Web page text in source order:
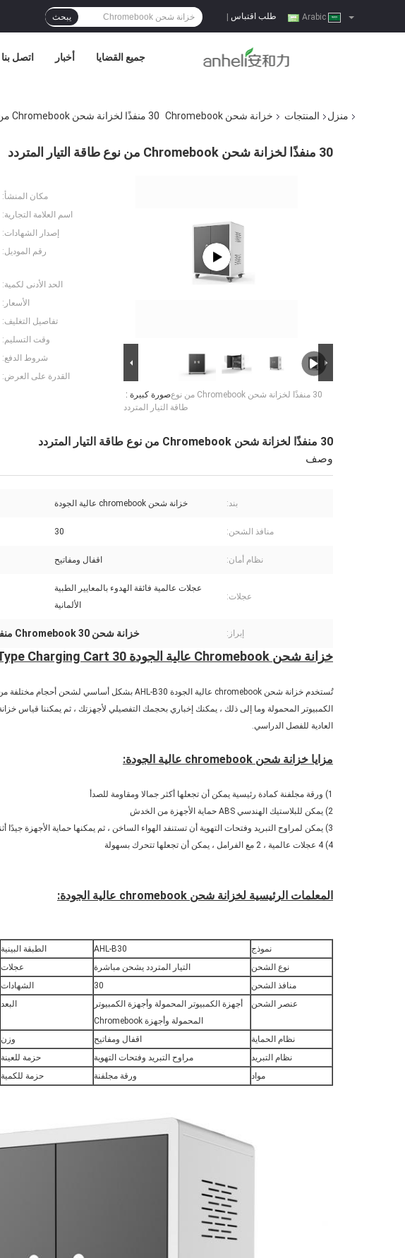
طلب اقتباس يبحث
اتصل بنا أخبار جميع القضايا
منزل المنتجات خزانة شحن Chromebook 30 منفذًا لخزانة شحن Chromebook من نوع طاقة التيار المتردد
30 منفذًا لخزانة شحن Chromebook من نوع طاقة التيار المتردد
صورة كبيرة :30 منفذًا لخزانة شحن Chromebook من نوع
طاقة التيار المتردد
مكان المنشأ:
اسم العلامة التجارية:
إصدار الشهادات:
رقم الموديل:
الحد الأدنى لكمية:
الأسعار:
تفاصيل التغليف:
وقت التسليم:
شروط الدفع:
القدرة على العرض:
30 منفذًا لخزانة شحن Chromebook من نوع طاقة التيار المتردد
وصف
بند: خزانة شحن chromebook عالية الجودة
منافذ الشحن: 30
نظام أمان: اقفال ومفاتيح
عجلات:
عجلات عالمية فائقة الهدوء بالمعايير الطبية
الألمانية
إبراز: خزانة شحن Chromebook 30 منفذًا
خزانة شحن Chromebook عالية الجودة 30 AC Power Type Charging Cart
العادية للفصل الدراسي.
مزايا خزانة شحن chromebook عالية الجودة:
1) ورقة مجلفنة كمادة رئيسية يمكن أن تجعلها أكثر جمالا ومقاومة للصدأ
2) يمكن للبلاستيك الهندسي ABS حماية الأجهزة من الخدش
3) يمكن لمراوح التبريد وفتحات التهوية أن تستنفد الهواء الساخن ، ثم يمكنها حماية الأجهزة جيدًا أثناء الشحن
4) 4 عجلات عالمية ، 2 مع الفرامل ، يمكن أن تجعلها تتحرك بسهولة
المعلمات الرئيسية لخزانة شحن chromebook عالية الجودة:
نموذج AHL-B30 الطبقة البينية
نوع الشحن
التيار المتردد يشحن مباشرة عجلات
منافذ الشحن
30 الشهادات
عنصر الشحن
أجهزة الكمبيوتر المحمولة وأجهزة الكمبيوتر
المحمولة وأجهزة Chromebook
البعد
نظام الحماية اقفال ومفاتيح وزن
نظام التبريد
مراوح التبريد وفتحات التهوية حزمة للعينة
مواد
ورقة مجلفنة حزمة للكمية